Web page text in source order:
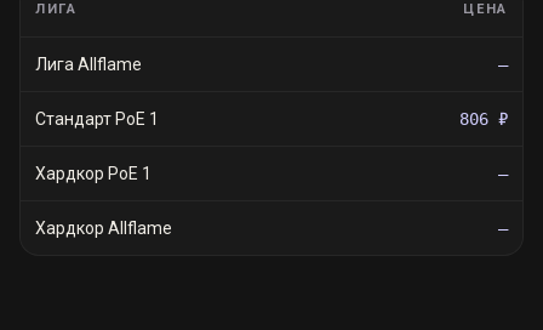
ЛИГА ЦЕНА
Лига Allflame —
Стандарт PoE 1 806 ₽
Хардкор PoE 1 —
Хардкор Allflame —